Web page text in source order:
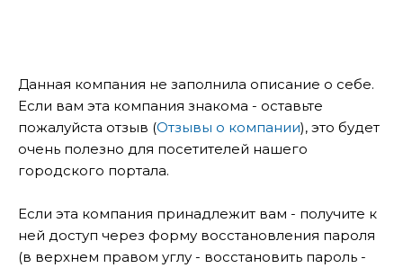
Данная компания не заполнила описание о себе.
Если вам эта компания знакома - оставьте
пожалуйста отзыв (Отзывы о компании), это будет
очень полезно для посетителей нашего
городского портала.
Если эта компания принадлежит вам - получите к
ней доступ через форму восстановления пароля
(в верхнем правом углу - восстановить пароль -